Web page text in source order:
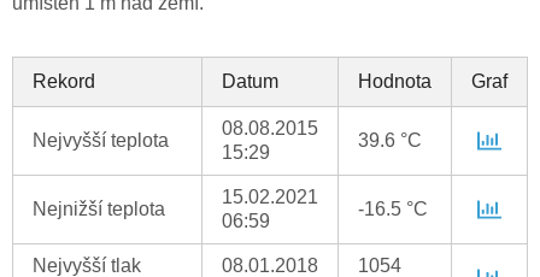
Rekord Datum Hodnota Graf
Nejvyšší teplota
08.08.2015
15:29
39.6 °C
Nejnižší teplota
15.02.2021
06:59
-16.5 °C
Nejvyšší tlak
08.01.2018
1054